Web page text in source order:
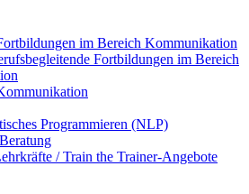
im Bereich Kommunikation
Fortbildungen im Bereich
Programmieren (NLP)
/ Train the Trainer-Angebote